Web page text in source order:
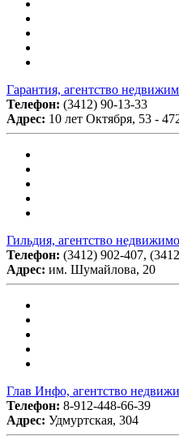
Гарантия, агентство
Телефон: (3412) 90-13-33
Адрес: 10 лет Октября, 53 -
Гильдия, агентство
Телефон: (3412) 902-407,
Адрес: им. Шумайлова, 20
Глав Инфо, агентство
Телефон: 8-912-448-66-39
Адрес: Удмуртская, 304